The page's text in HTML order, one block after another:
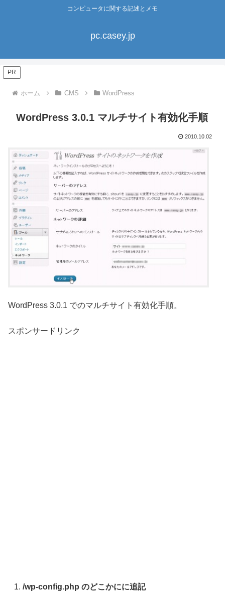
コンピュータに関する記述とメモ
pc.casey.jp
PR
ホーム CMS WordPress
WordPress 3.0.1 マルチサイト有効化手順
2010.10.02
WordPress 3.0.1 でのマルチサイト有効化手順。
スポンサードリンク
/wp-config.php のどこかにに追記